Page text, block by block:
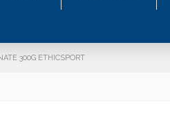
300G ETHICSPORT